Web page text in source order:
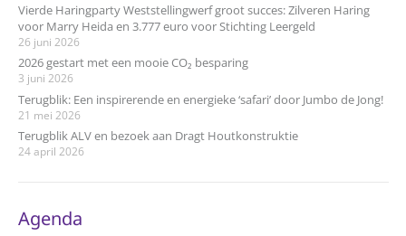
Vierde Haringparty Weststellingwerf groot succes: Zilveren Haring
voor Marry Heida en 3.777 euro voor Stichting Leergeld
26 juni 2026
2026 gestart met een mooie CO₂ besparing
3 juni 2026
Terugblik: Een inspirerende en energieke ‘safari’ door Jumbo de Jong!
21 mei 2026
Terugblik ALV en bezoek aan Dragt Houtkonstruktie
24 april 2026
Agenda